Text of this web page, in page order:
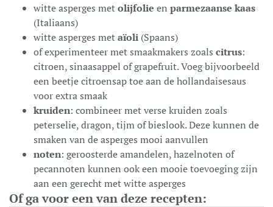
witte asperges metolijfolie en parmezaanse kaas
(Italiaans)
witte asperges metaïoli (Spaans)
of experimenteer met smaakmakers zoals citrus:
citroen, sinaasappel of grapefruit. Voeg bijvoorbeeld
een beetje citroensap toe aan de hollandaisesaus
voor extra smaak
kruiden: combineer met verse kruiden zoals
peterselie, dragon, tijm of bieslook. Deze kunnen de
smaken van de asperges mooi aanvullen
noten: geroosterde amandelen, hazelnoten of
pecannoten kunnen ook een mooie toevoeging zijn
aan een gerecht met witte asperges
Of ga voor een van deze recepten: